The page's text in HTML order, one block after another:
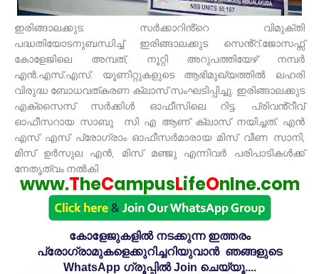
ഇരിങ്ങാലക്കുട: സർക്കാറിൻ്റെ വിമുക്തി
പദ്ധതിയോടനുബന്ധിച്ച് ഇരിങ്ങാലക്കുട സെൻ്റ്.ജോസഫ്സ്
കോളേജിലെ അമ്പത്, നൂറ്റി അറുപത്തിയേഴ് നമ്പർ
എൻ.എസ്.എസ്. യൂണിറ്റുകളുടെ ആഭിമുഖ്യത്തിൽ ലഹരി
വിരുദ്ധ ബോധവത്കരണ ക്ലാസ് സംഘടിപ്പിച്ചു. ഇരിങ്ങാലക്കുട
എക്സൈസ് സർക്കിൾ ഓഫീസിലെ റിട്ട. പ്രിവൻ്റീവ്
ഓഫീസറായ സാബു സി എ ആണ് ക്ലാസ് നയിച്ചത്. എൻ
എസ് എസ് പ്രോഗ്രാം ഓഫീസർമാരായ മിസ് വീണ സാനി,
മിസ് ഉർസുല എൻ, മിസ് മഞ്ജു എന്നിവർ പരിപാടികൾക്ക്
നേതൃത്വം നൽകി
www.TheCampusLifeOnlne.com
കോളേജുകളിൽ നടക്കുന്ന ഇത്തരം
പ്രോഗ്രാമുകളെക്കുറിച്ചറിയുവാൻ ഞങ്ങളുടെ
WhatsApp ഗ്രൂപ്പിൽ Join ചെയ്യൂ....